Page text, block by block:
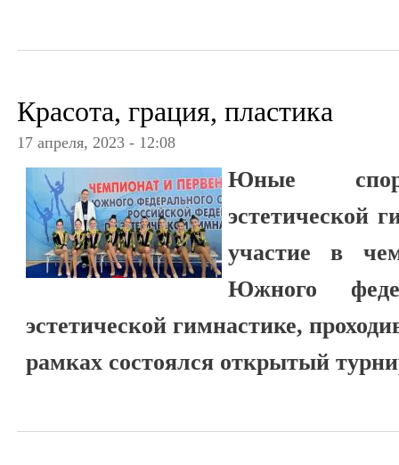
Красота, грация, пластика
17 апреля, 2023 - 12:08
Юные
эстетической
участие в
Южного
эстетической гимнастике,
рамках состоялся открытый